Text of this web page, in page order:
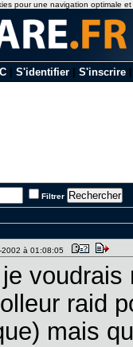
S'identifier S'inscrire
Filtrer
2002 à 01:08:05
voudrais
raid
mais
pour une navigation optimale